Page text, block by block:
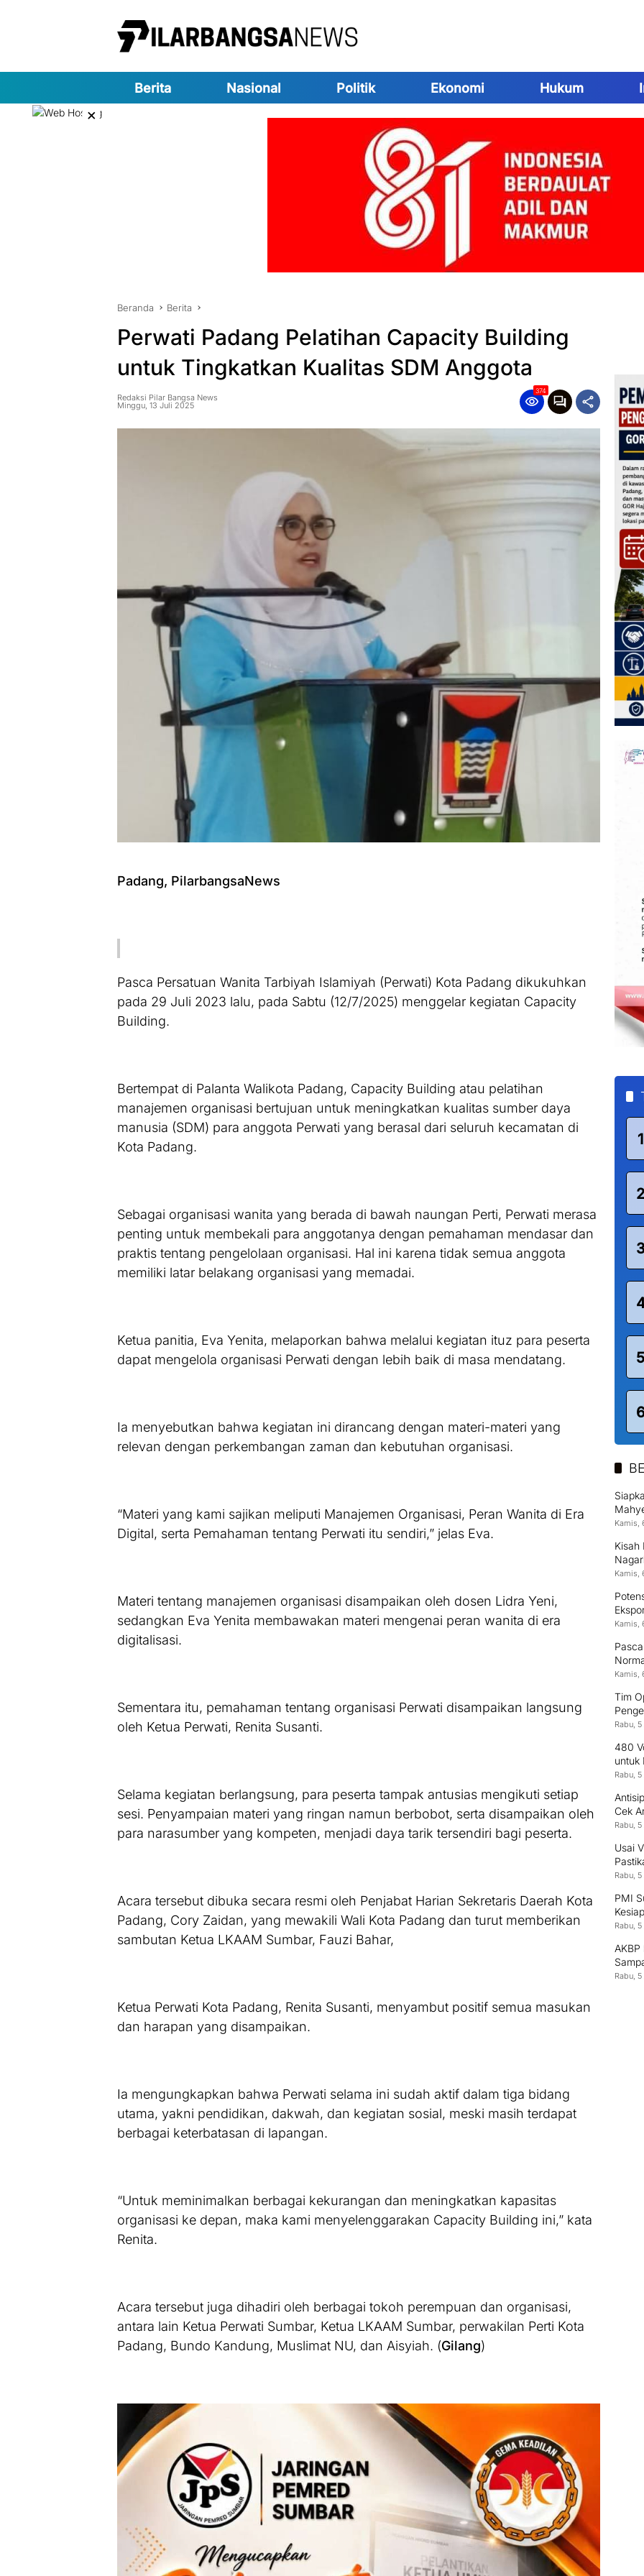
Berita Nasional Politik Ekonomi Hukum
×
Beranda Berita
Perwati Padang Pelatihan Capacity Building
untuk Tingkatkan Kualitas SDM Anggota
Redaksi Pilar Bangsa News
Minggu, 13 Juli 2025
374
Padang, PilarbangsaNews
Pasca Persatuan Wanita Tarbiyah Islamiyah (Perwati) Kota Padang dikukuhkan
pada 29 Juli 2023 lalu, pada Sabtu (12/7/2025) menggelar kegiatan Capacity
Building.
Bertempat di Palanta Walikota Padang, Capacity Building atau pelatihan
manajemen organisasi bertujuan untuk meningkatkan kualitas sumber daya
manusia (SDM) para anggota Perwati yang berasal dari seluruh kecamatan di
Kota Padang.
Sebagai organisasi wanita yang berada di bawah naungan Perti, Perwati merasa
penting untuk membekali para anggotanya dengan pemahaman mendasar dan
praktis tentang pengelolaan organisasi. Hal ini karena tidak semua anggota
memiliki latar belakang organisasi yang memadai.
Ketua panitia, Eva Yenita, melaporkan bahwa melalui kegiatan ituz para peserta
dapat mengelola organisasi Perwati dengan lebih baik di masa mendatang.
Ia menyebutkan bahwa kegiatan ini dirancang dengan materi-materi yang
relevan dengan perkembangan zaman dan kebutuhan organisasi.
“Materi yang kami sajikan meliputi Manajemen Organisasi, Peran Wanita di Era
Digital, serta Pemahaman tentang Perwati itu sendiri,” jelas Eva.
Materi tentang manajemen organisasi disampaikan oleh dosen Lidra Yeni,
sedangkan Eva Yenita membawakan materi mengenai peran wanita di era
digitalisasi.
Sementara itu, pemahaman tentang organisasi Perwati disampaikan langsung
oleh Ketua Perwati, Renita Susanti.
Selama kegiatan berlangsung, para peserta tampak antusias mengikuti setiap
sesi. Penyampaian materi yang ringan namun berbobot, serta disampaikan oleh
para narasumber yang kompeten, menjadi daya tarik tersendiri bagi peserta.
Acara tersebut dibuka secara resmi oleh Penjabat Harian Sekretaris Daerah Kota
Padang, Cory Zaidan, yang mewakili Wali Kota Padang dan turut memberikan
sambutan Ketua LKAAM Sumbar, Fauzi Bahar,
Ketua Perwati Kota Padang, Renita Susanti, menyambut positif semua masukan
dan harapan yang disampaikan.
Ia mengungkapkan bahwa Perwati selama ini sudah aktif dalam tiga bidang
utama, yakni pendidikan, dakwah, dan kegiatan sosial, meski masih terdapat
berbagai keterbatasan di lapangan.
“Untuk meminimalkan berbagai kekurangan dan meningkatkan kapasitas
organisasi ke depan, maka kami menyelenggarakan Capacity Building ini,” kata
Renita.
Acara tersebut juga dihadiri oleh berbagai tokoh perempuan dan organisasi,
antara lain Ketua Perwati Sumbar, Ketua LKAAM Sumbar, perwakilan Perti Kota
Padang, Bundo Kandung, Muslimat NU, dan Aisyiah. (Gilang)
1
2
5
Kamis,
Kisah
Kamis,
Kamis,
Kamis,
Tim
Rabu,
480
untuk
Rabu,
Cek
Rabu,
Usai
Rabu,
PMI
Rabu,
Rabu,